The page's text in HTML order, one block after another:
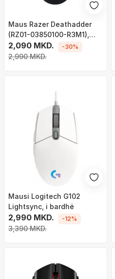
Maus Razer Deathadder
(RZ01-03850100-R3M1),
6400DPI, 5 butona, i zi
2,090 MKD.
2,990 MKD.
-30%
Mausi Logitech G102
Lightsync, i bardhë
2,990 MKD.
3,390 MKD.
-12%